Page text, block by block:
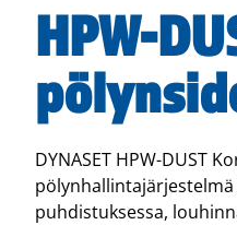
HPW-
DYNASET HPW-DUST
puhdistuksessa,